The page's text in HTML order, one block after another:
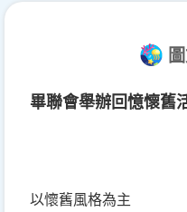
畢聯會舉辦回憶懷舊
以懷舊風格為主